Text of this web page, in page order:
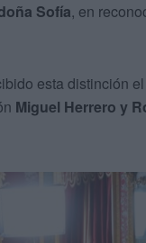
Sofía, en
esta distinción
Miguel Herrero y